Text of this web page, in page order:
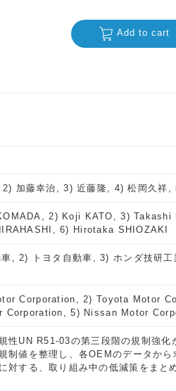
Add to cart
加藤幸治, 3) 近藤隆, 4) 松岡久祥,
2) Koji KATO, 3)
6) Hirotaka SHIOZAKI
車, 2) トヨタ自動車, 3) ホンダ技研
Corporation, 2) Toyota Motor
Corporation, 5) Nissan Motor
性UN R51-03の第三段階の規制強
制値を整理し、各OEMのデータか
対する、取り組み中の低減策をまと